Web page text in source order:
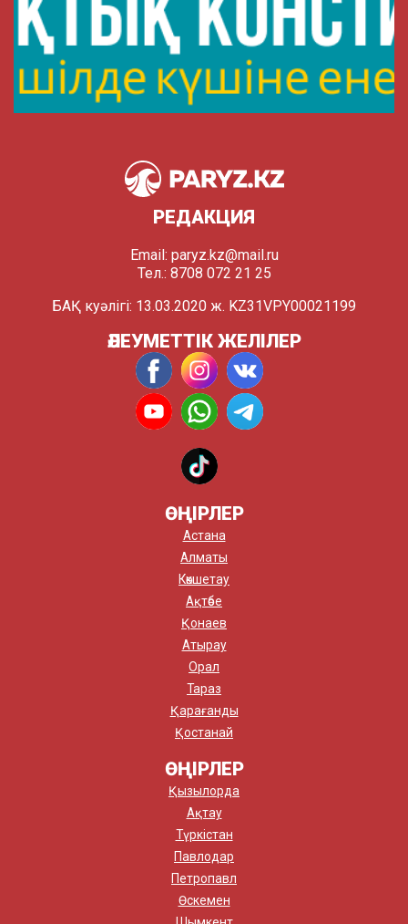
РЕДАКЦИЯ
Email: paryz.kz@mail.ru
Тел.: 8708 072 21 25
БАҚ куәлігі: 13.03.2020 ж. KZ31VPY00021199
ӘЛЕУМЕТТІК ЖЕЛІЛЕР
ӨҢІРЛЕР
Астана
Алматы
Көкшетау
Ақтөбе
Қонаев
Атырау
Орал
Тараз
Қарағанды
Қостанай
ӨҢІРЛЕР
Қызылорда
Ақтау
Түркістан
Павлодар
Петропавл
Өскемен